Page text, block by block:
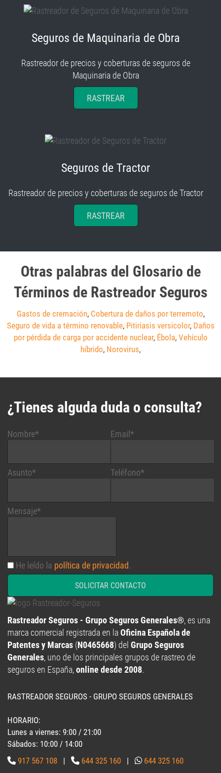
Seguros de Maquinaria de Obra
Rastreador de precios y coberturas de seguros de
Maquinaria de Obra
RASTREAR
Seguros de Tractor
Rastreador de precios y coberturas de seguros de Tractor
RASTREAR
Otras palabras del Glosario de
Términos de Rastreador Seguros
Gastos de cremación, Cobertura de daños por terremoto,
Seguro de vida a término renovable, Pitiriasis versicolor, Daños
por pérdida de carga por accidente nuclear, Ébola, Vehículo
híbrido, Norovirus,
¿Tienes alguda duda o consulta?
Nombre*
Asunto*
Email*
Teléfono*
Mensaje*
He leído la política de privacidad.
SOLICITAR CONTACTO
Rastreador Seguros - Grupo Seguros Generales®, es una
marca comercial registrada en laOficina Española de
Patentes y Marcas (N0465668) del Grupo Seguros
Generales, uno de los principales grupos de rastreo de
seguros en España,online desde 2008.
RASTREADOR SEGUROS - GRUPO SEGUROS GENERALES
HORARIO:
Lunes a viernes: 9:00 / 21:00
Sábados: 10:00 / 14:00
917 567 108 | 644 325 160 | 644 325 160